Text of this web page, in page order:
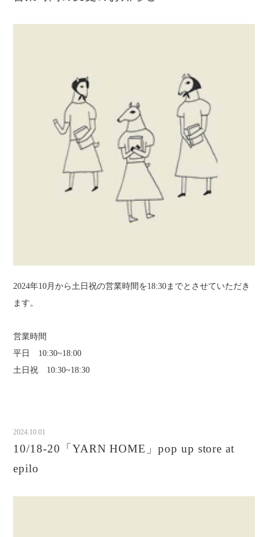
2024年10月から土日祝の営業時間を18:30までとさせていただき
ます。
営業時間
平日 10:30~18:00
土日祝 10:30~18:30
2024.10.01
10/18-20「YARN HOME」pop up store at
epilo